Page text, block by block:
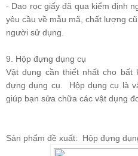
- Dao rọc giấy đã qua kiểm định
yêu cầu về mẫu mã, chất lượng
người sử dụng.
9. Hộp đựng dụng cụ
Vật dụng cần thiết nhất cho
đựng dụng cụ. Hộp dụng cụ là
giúp bạn sửa chữa các vật dụng
Sản phẩm đề xuất: Hộp đựng